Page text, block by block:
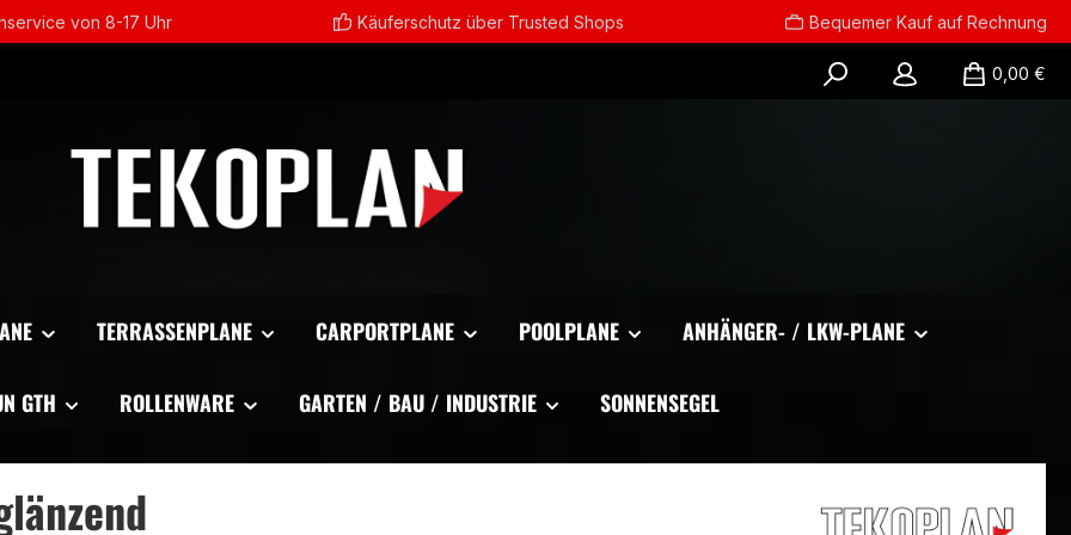
von 8-17 Uhr Käuferschutz über Trusted Shops Bequemer Kauf auf Rechnung
0,00 €
TERRASSENPLANE CARPORTPLANE POOLPLANE ANHÄNGER- / LKW-PLANE
GTH ROLLENWARE GARTEN / BAU / INDUSTRIE SONNENSEGEL